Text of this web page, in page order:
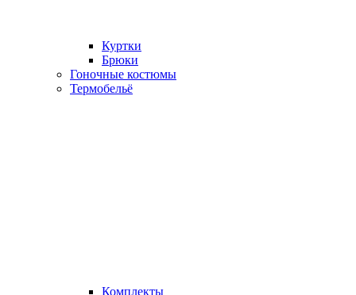
Куртки
Брюки
Гоночные костюмы
Термобельё
Комплекты